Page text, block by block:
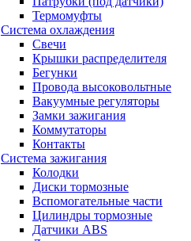
Термомуфты
Система охлаждения
Свечи
Крышки распределителя
Бегунки
Провода высоковольтные
Вакуумные регуляторы
Замки зажигания
Коммутаторы
Контакты
Система зажигания
Колодки
Диски тормозные
Вспомогательные части
Цилиндры тормозные
Датчики ABS